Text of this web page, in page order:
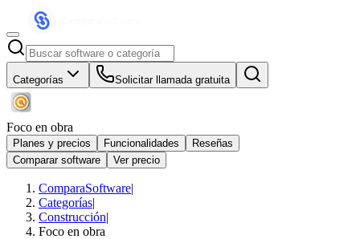
Categorías Solicitar llamada gratuita
Foco en obra
Planes y precios Funcionalidades
Reseñas
Comparar software
Ver precio
ComparaSoftware|
Categorías|
Construcción|
Foco en obra